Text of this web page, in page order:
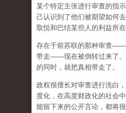
某个特定主张进行审查的指
己认识到了他们被期望如何
取悦和巴结某些人的利益所在
存在于前苏联的那种审查
带走——现在被倒转过来了
的同时，就把真相带走了。
政权很擅长对审查进行洗白
度化，在高度财政化的社会
能留下来的公开言论，都将